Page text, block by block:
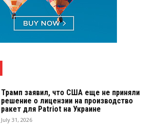
Трамп заявил, что США еще не приняли
решение о лицензии на производство
ракет для Patriot на Украине
July 31, 2026